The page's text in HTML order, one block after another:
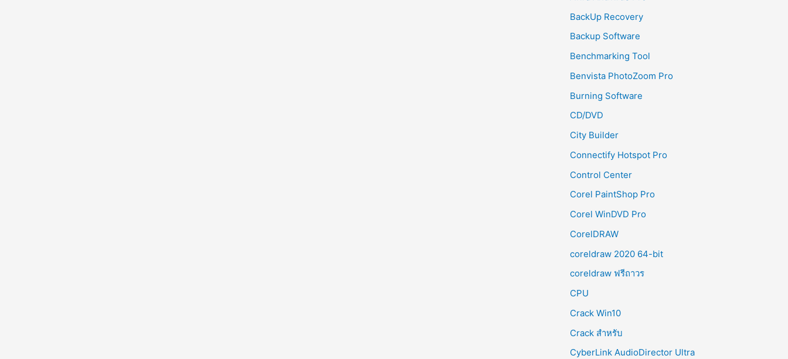
BackUp Recovery
Backup Software
Benchmarking Tool
Benvista PhotoZoom Pro
Burning Software
CD/DVD
City Builder
Connectify Hotspot Pro
Control Center
Corel PaintShop Pro
Corel WinDVD Pro
CorelDRAW
coreldraw 2020 64-bit
coreldraw ฟรีถาวร
CPU
Crack Win10
Crack สำหรับ
CyberLink AudioDirector Ultra